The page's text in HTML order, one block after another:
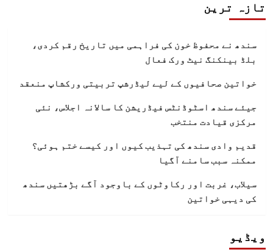
تازہ ترین
سندھ نے محفوظ خون کی فراہمی میں تاریخ رقم کردی،
بلڈ بینکنگ نیٹ ورک فعال
خواتین صحافیوں کے لیے لیڈرشپ تربیتی ورکشاپ منعقد
جیئے سندھ اسٹوڈنٹس فیڈریشن کا سالانہ اجلاس، نئی
مرکزی قیادت منتخب
قدیم وادی سندھ کی تہذیب کیوں اور کیسے ختم ہوئی؟
ممکنہ سبب سامنے آگیا
سیلاب، غربت اور رکاوٹوں کے باوجود آگے بڑھتیں سندھ
کی دیہی خواتین
ویڈیو